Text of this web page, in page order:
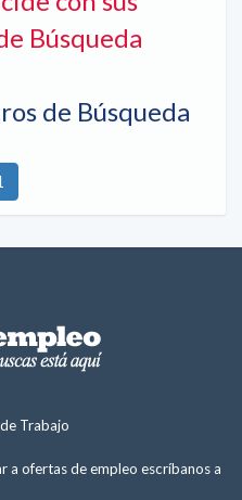
Búsqueda
de Búsqueda
Trabajo
a ofertas de empleo escríbanos a